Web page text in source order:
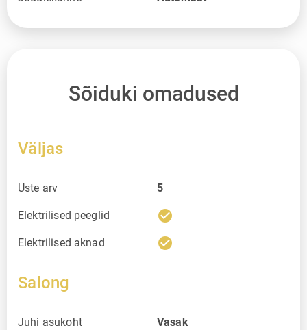
Sõiduki omadused
Väljas
Uste arv 5
Elektrilised peeglid check_circle
Elektrilised aknad check_circle
Salong
Juhi asukoht Vasak